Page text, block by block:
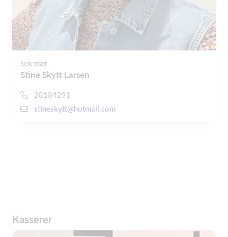
Sekretær
Stine Skytt Larsen
28184291
stineskytt@hotmail.com
Kasserer